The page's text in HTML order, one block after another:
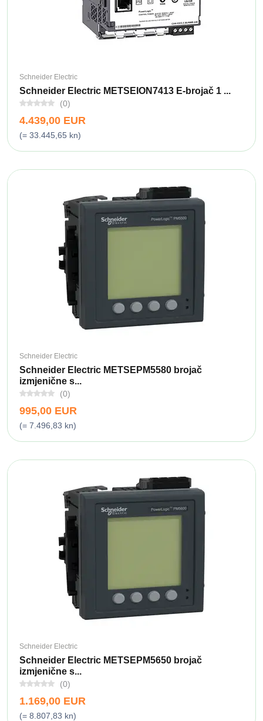
Schneider Electric
Schneider Electric METSEION7413 E-brojač 1 ...
(0)
4.439,00 EUR
(= 33.445,65 kn)
Schneider Electric
Schneider Electric METSEPM5580 brojač
izmjenične s...
(0)
995,00 EUR
(= 7.496,83 kn)
Schneider Electric
Schneider Electric METSEPM5650 brojač
izmjenične s...
(0)
1.169,00 EUR
(= 8.807,83 kn)